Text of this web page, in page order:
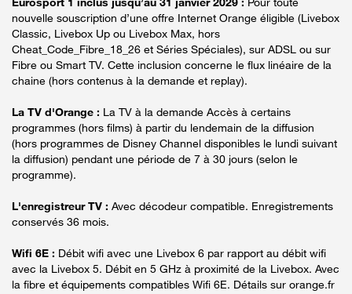
nouvelle souscription d’une offre Internet Orange éligible (Livebox
Classic, Livebox Up ou Livebox Max, hors
Cheat_Code_Fibre_18_26 et Séries Spéciales), sur ADSL ou sur
Fibre ou Smart TV. Cette inclusion concerne le flux linéaire de la
chaine (hors contenus à la demande et replay).
La TV d'Orange : La TV à la demande Accès à certains
programmes (hors films) à partir du lendemain de la diffusion
(hors programmes de Disney Channel disponibles le lundi suivant
la diffusion) pendant une période de 7 à 30 jours (selon le
programme).
L'enregistreur TV : Avec décodeur compatible. Enregistrements
conservés 36 mois.
Wifi 6E : Débit wifi avec une Livebox 6 par rapport au débit wifi
avec la Livebox 5. Débit en 5 GHz à proximité de la Livebox. Avec
la fibre et équipements compatibles Wifi 6E. Détails sur orange.fr